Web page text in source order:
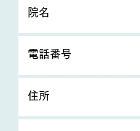
院名
電話番号
住所